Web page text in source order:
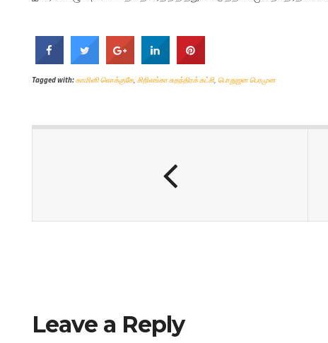
Tagged with:காமினி லொக்குகே, சிறிலங்கா சுதந்திரக் கட்சி, பொதுஜன பெரமுன
Leave a Reply